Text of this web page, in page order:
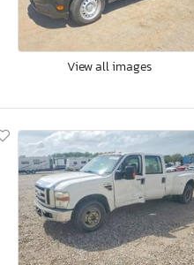
View all images